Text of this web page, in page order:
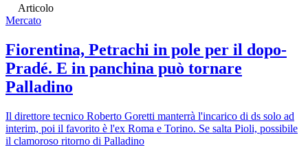
Articolo
Mercato
Fiorentina, Petrachi in pole per il dopo-
Pradé. E in panchina può tornare
Palladino
Il direttore tecnico Roberto Goretti manterrà l'incarico di ds solo ad
interim, poi il favorito è l'ex Roma e Torino. Se salta Pioli, possibile
il clamoroso ritorno di Palladino